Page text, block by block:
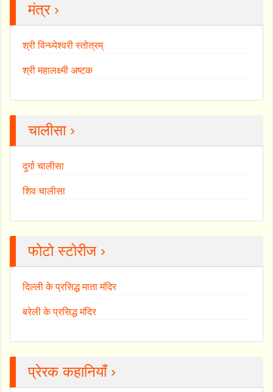
मंत्र ›
श्री विन्ध्येश्वरी स्तोत्रम्
श्री महालक्ष्मी अष्टक
चालीसा ›
दुर्गा चालीसा
शिव चालीसा
फोटो स्टोरीज ›
दिल्ली के प्रसिद्ध माता मंदिर
बरेली के प्रसिद्ध मंदिर
प्रेरक कहानियाँ ›